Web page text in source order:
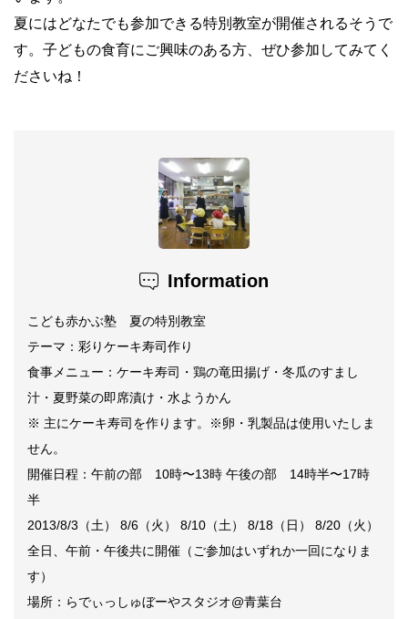
夏にはどなたでも参加できる特別教室が開催されるそうで
す。子どもの食育にご興味のある方、ぜひ参加してみてく
ださいね！
Information
こども赤かぶ塾 夏の特別教室
テーマ：彩りケーキ寿司作り
食事メニュー：ケーキ寿司・鶏の竜田揚げ・冬瓜のすまし
汁・夏野菜の即席漬け・水ようかん
※ 主にケーキ寿司を作ります。※卵・乳製品は使用いたしま
せん。
開催日程：午前の部 10時〜13時 午後の部 14時半〜17時
半
2013/8/3（土） 8/6（火） 8/10（土） 8/18（日） 8/20（火）
全日、午前・午後共に開催（ご参加はいずれか一回になりま
す）
場所：らでぃっしゅぼーやスタジオ@青葉台